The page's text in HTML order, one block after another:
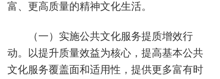
富、更高质量的精神文化生活。
（一）实施公共文化服务提质增效行
动。以提升质量效益为核心，提高基本公共
文化服务覆盖面和适用性，提供更多富有时